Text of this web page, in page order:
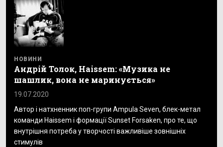
НОВИНИ
Андрій Толок, Haissem: «Музика не
шашлик, вона не маринується»
19.07.2020
Автор і натхненник поп-групи Ampula Seven, блек-метал
команди Haissem і формації Sunset Forsaken, про те, що
внутрішня потреба у творчості важливіше зовнішніх
стимулів